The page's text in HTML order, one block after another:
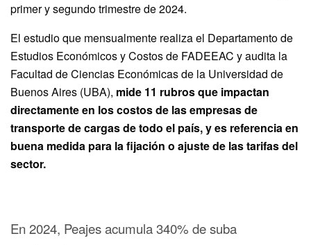
primer y segundo trimestre de 2024.
El estudio que mensualmente realiza el Departamento de
Estudios Económicos y Costos de FADEEAC y audita la
Facultad de Ciencias Económicas de la Universidad de
Buenos Aires (UBA), mide 11 rubros que impactan
directamente en los costos de las empresas de
transporte de cargas de todo el país, y es referencia en
buena medida para la fijación o ajuste de las tarifas del
sector.
En 2024, Peajes acumula 340% de suba